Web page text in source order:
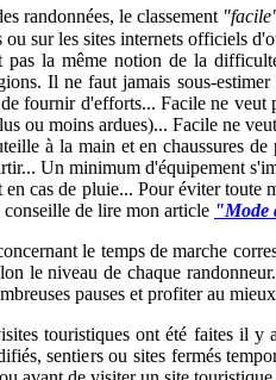
randonnées, le classement
sur les sites internets officiels
pas la même notion de la
Il ne faut jamais sous-
fournir d'efforts... Facile ne
ou moins ardues)... Facile ne
à la main et en chaussures
Un minimum d'équipement
cas de pluie... Pour éviter toute
de lire mon article "Mode
le temps de marche
le niveau de chaque
pauses et profiter au
touristiques ont été faites il y
sentiers ou sites fermés